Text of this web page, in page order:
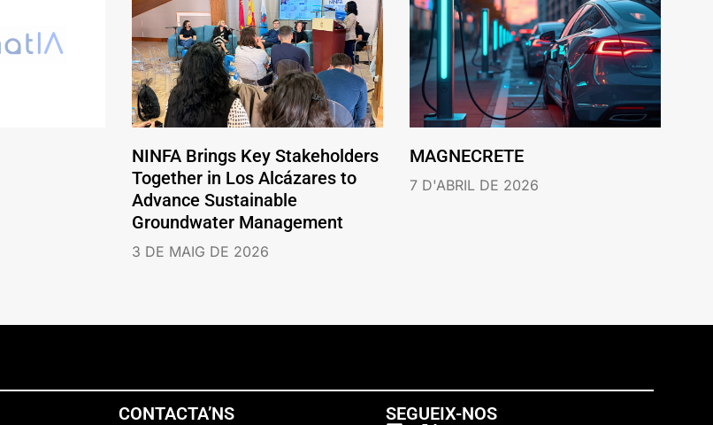
NINFA Brings Key Stakeholders
Together in Los Alcázares to
Advance Sustainable
Groundwater Management
3 DE MAIG DE 2026
MAGNECRETE
7 D'ABRIL DE 2026
CONTACTA’NS SEGUEIX-NOS